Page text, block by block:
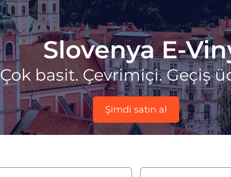
Slovenya E-
Çok basit. Çevrimiçi. Geçiş
Şimdi satın al